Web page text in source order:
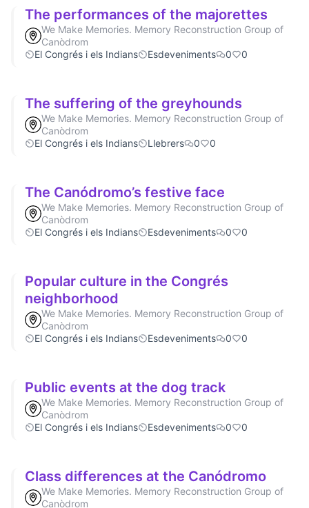
The performances of the majorettes
We Make Memories. Memory Reconstruction Group of
Canòdrom
El Congrés i els Indians
Esdeveniments 0 0
The suffering of the greyhounds
We Make Memories. Memory Reconstruction Group of
Canòdrom
El Congrés i els Indians
Llebrers 0 0
The Canódromo’s festive face
We Make Memories. Memory Reconstruction Group of
Canòdrom
El Congrés i els Indians
Esdeveniments 0 0
Popular culture in the Congrés
neighborhood
We Make Memories. Memory Reconstruction Group of
Canòdrom
El Congrés i els Indians
Esdeveniments 0 0
Public events at the dog track
We Make Memories. Memory Reconstruction Group of
Canòdrom
El Congrés i els Indians
Esdeveniments 0 0
Class differences at the Canódromo
We Make Memories. Memory Reconstruction Group of
Canòdrom